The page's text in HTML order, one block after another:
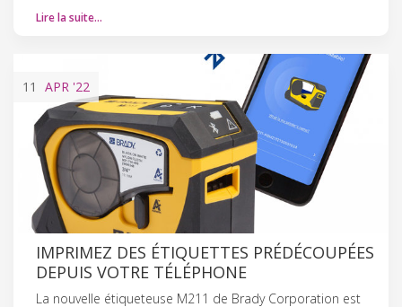
Lire la suite…
11 APR '22
IMPRIMEZ DES ÉTIQUETTES PRÉDÉCOUPÉES
DEPUIS VOTRE TÉLÉPHONE
La nouvelle étiqueteuse M211 de Brady Corporation est